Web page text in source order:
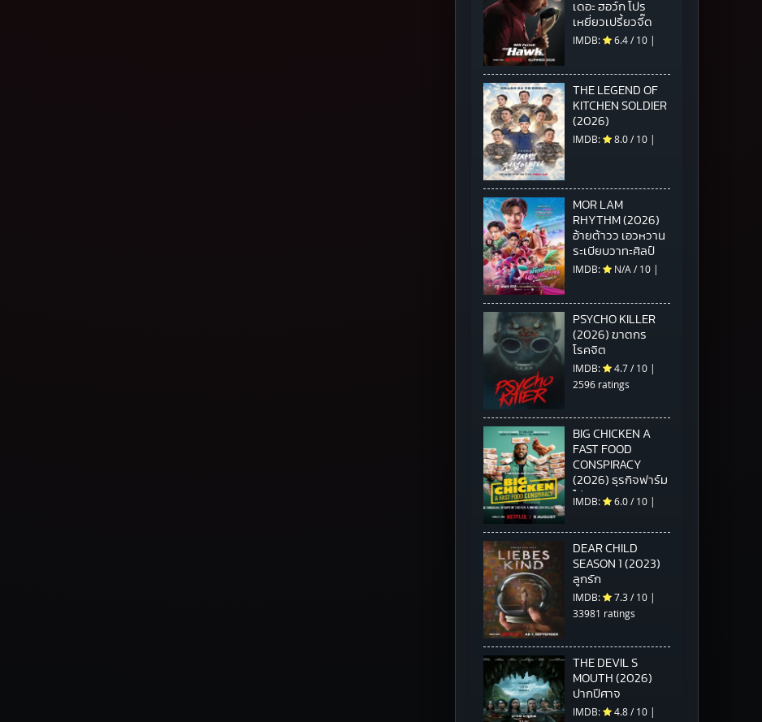
เดอะ ฮอว์ก โปร
เหยี่ยวเปรี้ยวจี๊ด
IMDB: 6.4/10 |
THE LEGEND OF
KITCHEN SOLDIER
(2026)
IMDB: 8.0/10 |
MOR LAM
RHYTHM (2026)
อ้ายต้าวว เอวหวาน
ระเบียบวาทะศิลป์
IMDB: N/A /10 |
PSYCHO KILLER
(2026) ฆาตกร
โรคจิต
IMDB: 4.7/10 |
2596 ratings
BIG CHICKEN A
FAST FOOD
CONSPIRACY
(2026) ธุรกิจฟาร์ม
ไก่ แผนสมคบคิดวง
IMDB: 6.0/10 |
DEAR CHILD
SEASON 1 (2023)
ลูกรัก
IMDB: 7.3/10 |
33981 ratings
THE DEVIL S
MOUTH (2026)
ปากปีศาจ
IMDB: 4.8/10 |